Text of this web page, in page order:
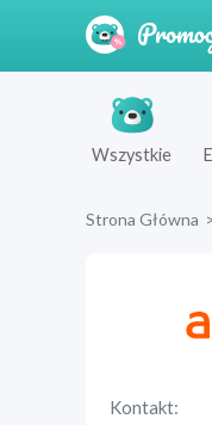
Wszystkie
Strona Główna
Kontakt: